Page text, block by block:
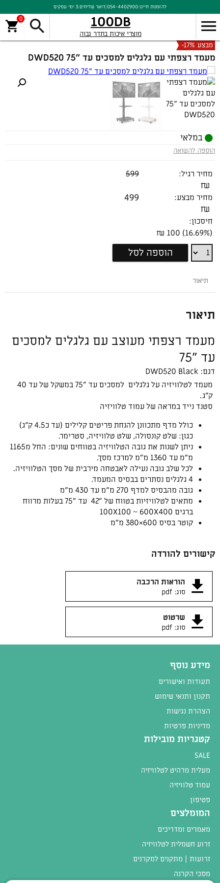
להזמנות חייגו:054-4402900
|דואר שליחים:3 ימי עסקים
100DB
מוצרי איכות בתדר גבוה
0
מבצע -17%
מעמד רצפתי עם גלגלים למסכים עד "75 DWD520
במלאי
הוספה להשואה
מחיר רגיל: 599
₪
מחיר מבצע:
499
₪
חיסכון:
(16.69%) 100 ₪
מעמד
רצפתי
גלגלים
למסכים
"75
הוספה לסל
תיאור
תיאור
מעמד רצפתי מעוצב עם גלגלים למסכים
עד "75
דגם: DWD520 Black
מעמד לטלוויזיה על גלגלים למסכים עד "75 במשקל של עד 40
ק"ג.
סטנד נייד במראה של עמוד טלוויזיה
כולל מדף מתכוונן להנחת פריטים קלילים (עד כ4.5 ק״ג)
כגון: שלט קונסולה, שלט טלוויזיה, סטרימר.
ניתן לשנות את גובה הטלוויזיה בטווחים שונים: החל מ1165
מ"מ עד 1360 מ"מ למרכז מסך.
לכל שלב גובה נעילה לאבטחה מירבית של מסך הטלוויזיה.
4 גלגלים נסתרים בבסיס המעמד.
גובה מהבסיס למדף 270 מ"מ עד 430 מ"מ
מתאים לטלוויזיות בטווח של "42 עד "75 בעלות מרווח
ברגים 100X100 ~ 600X400
קוטר בסיס 600×380 מ"מ
קישורים להורדה
הוראות הרכבה
סוג: pdf
שרטוט
סוג: pdf
מידע נוסף
תעודות ואישורים
תקנון ותנאי שימוש
הצהרת נגישות
מדיניות פרטיות
קטגריות מובילות
SALE
מעלית מרהיט לטלוויזיה
עמוד טלוויזיה
פטיפון
המומלצים
מאמרים ומדריכים
זרוע חשמלית לטלוויזיה
זרועות | מתקנים למקרנים
מסכי הקרנה